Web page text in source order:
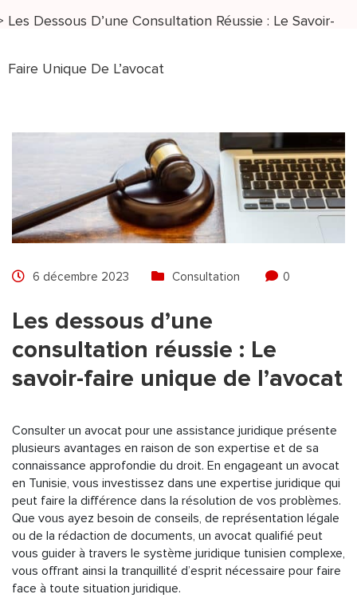
Les Dessous D’une Consultation Réussie : Le Savoir-
Faire Unique De L’avocat
6 décembre 2023 Consultation 0
Les dessous d’une
consultation réussie : Le
savoir-faire unique de l’avocat
Consulter un avocat pour une assistance juridique présente
plusieurs avantages en raison de son expertise et de sa
connaissance approfondie du droit. En engageant un avocat
en Tunisie, vous investissez dans une expertise juridique qui
peut faire la différence dans la résolution de vos problèmes.
Que vous ayez besoin de conseils, de représentation légale
ou de la rédaction de documents, un avocat qualifié peut
vous guider à travers le système juridique tunisien complexe,
vous offrant ainsi la tranquillité d’esprit nécessaire pour faire
face à toute situation juridique.